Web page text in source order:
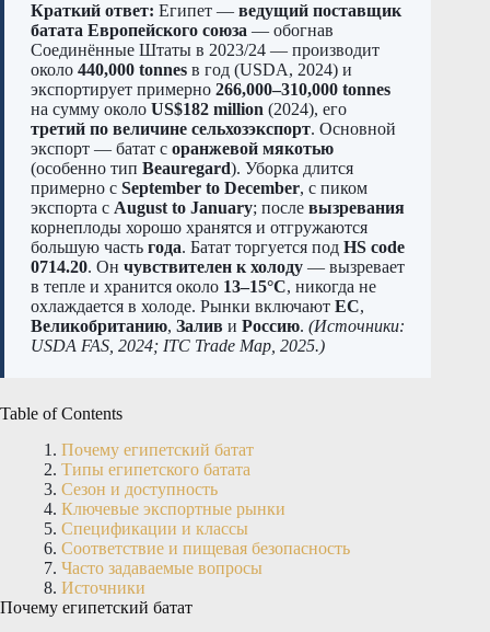
Краткий ответ: Египет — ведущий поставщик
батата Европейского союза — обогнав
Соединённые Штаты в 2023/24 — производит
около 440,000 tonnes в год (USDA, 2024) и
экспортирует примерно 266,000–310,000 tonnes
на сумму около US$182 million (2024), его
третий по величине сельхозэкспорт. Основной
экспорт — батат с оранжевой мякотью
(особенно тип Beauregard). Уборка длится
примерно с September to December, с пиком
экспорта с August to January; после вызревания
корнеплоды хорошо хранятся и отгружаются
большую часть года. Батат торгуется под HS code
0714.20. Он чувствителен к холоду — вызревает
в тепле и хранится около 13–15°C, никогда не
охлаждается в холоде. Рынки включают ЕС,
Великобританию, Залив и Россию. (Источники:
USDA FAS, 2024; ITC Trade Map, 2025.)
Table of Contents
Почему египетский батат
Типы египетского батата
Сезон и доступность
Ключевые экспортные рынки
Спецификации и классы
Соответствие и пищевая безопасность
Часто задаваемые вопросы
Источники
Почему египетский батат